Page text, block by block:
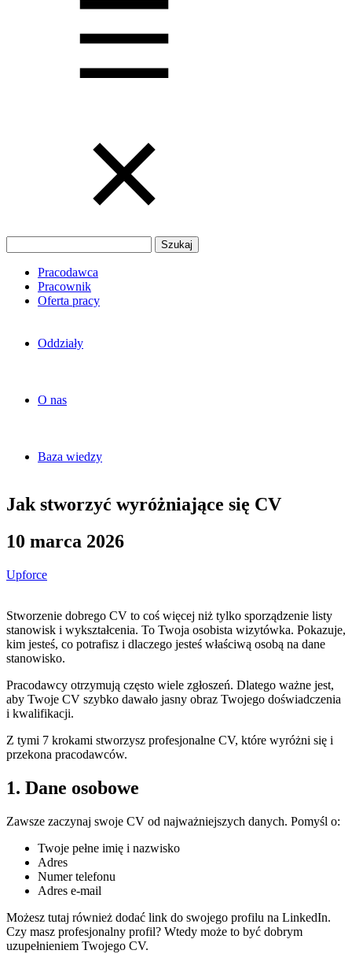
Pracodawca
Pracownik
Oferta pracy
Oddziały
O nas
Baza wiedzy
Jak stworzyć wyróżniające się CV
10 marca 2026
Upforce
Stworzenie dobrego CV to coś więcej niż tylko sporządzenie listy
stanowisk i wykształcenia. To Twoja osobista wizytówka. Pokazuje,
kim jesteś, co potrafisz i dlaczego jesteś właściwą osobą na dane
stanowisko.
Pracodawcy otrzymują często wiele zgłoszeń. Dlatego ważne jest,
aby Twoje CV szybko dawało jasny obraz Twojego doświadczenia
i kwalifikacji.
Z tymi 7 krokami stworzysz profesjonalne CV, które wyróżni się i
przekona pracodawców.
1. Dane osobowe
Zawsze zaczynaj swoje CV od najważniejszych danych. Pomyśl o:
Twoje pełne imię i nazwisko
Adres
Numer telefonu
Adres e-mail
Możesz tutaj również dodać link do swojego profilu na LinkedIn.
Czy masz profesjonalny profil? Wtedy może to być dobrym
uzupełnieniem Twojego CV.